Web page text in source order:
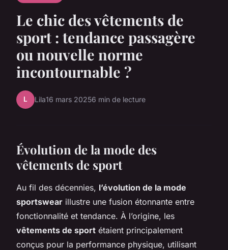
Le chic des vêtements de
sport : tendance passagère
ou nouvelle norme
incontournable ?
L Lila16 mars 20256 min de lecture
Évolution de la mode des
vêtements de sport
Au fil des décennies, l’évolution de la mode
sportswear illustre une fusion étonnante entre
fonctionnalité et tendance. À l’origine, les
vêtements de sport étaient principalement
conçus pour la performance physique, utilisant